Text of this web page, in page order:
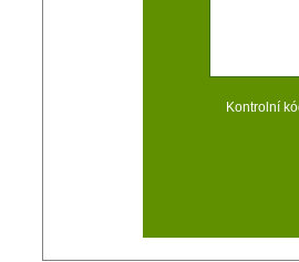
Kontrolní